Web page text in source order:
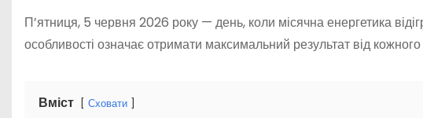
П’ятниця, 5 червня 2026 року — день, коли місячна енергетика
особливості означає отримати максимальний результат від
Вміст Сховати